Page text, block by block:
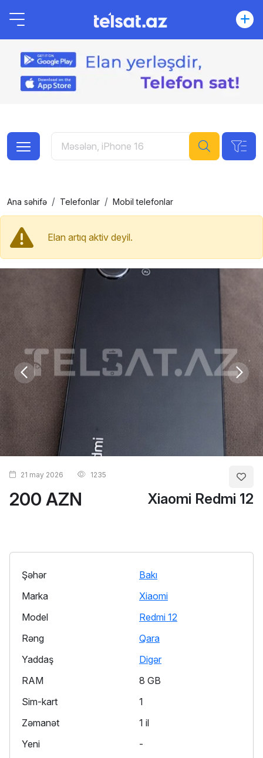
Ana səhifə Telefonlar Mobil telefonlar
Elan artıq aktiv deyil.
200 AZN Xiaomi Redmi 12
21 may 2026 1235
Şəhər
Bakı
Marka
Xiaomi
Model
Redmi 12
Rəng
Qara
Yaddaş
Digər
RAM
8 GB
Sim-kart
1
Zəmanət
1 il
Yeni
-